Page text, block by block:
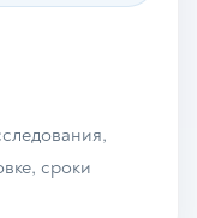
сроки